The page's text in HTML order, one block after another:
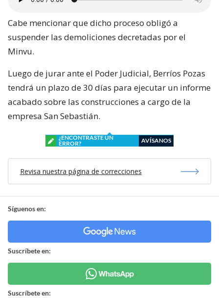
Cabe mencionar que dicho proceso obligó a
suspender las demoliciones decretadas por el
Minvu.
Luego de jurar ante el Poder Judicial, Berríos Pozas
tendrá un plazo de 30 días para ejecutar un informe
acabado sobre las construcciones a cargo de la
empresa San Sebastián.
¿ENCONTRASTE UN
ERROR?
AVÍSANOS
Revisa nuestra página de correcciones
Síguenos en:
Suscríbete en:
Suscríbete en: